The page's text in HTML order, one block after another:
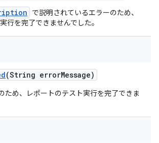
で説明されているエラーのため、
行を完了できませんでした。
(String errorMessage)
ため、レポートのテスト実行を完了できま